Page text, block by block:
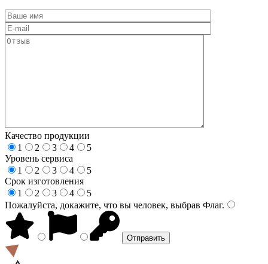
Качество продукции
1
2 3 4
5
Уровень сервиса
1
2 3 4
5
Срок изготовления
1
2 3 4
5
Пожалуйста, докажите, что вы человек, выбрав Флаг.